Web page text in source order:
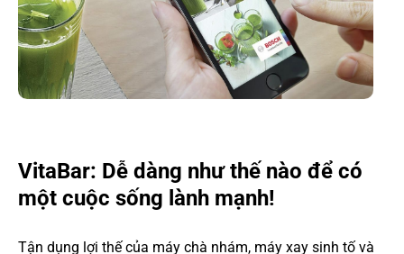
VitaBar: Dễ dàng như thế nào để có
một cuộc sống lành mạnh!
Tận dụng lợi thế của máy chà nhám, máy xay sinh tố và